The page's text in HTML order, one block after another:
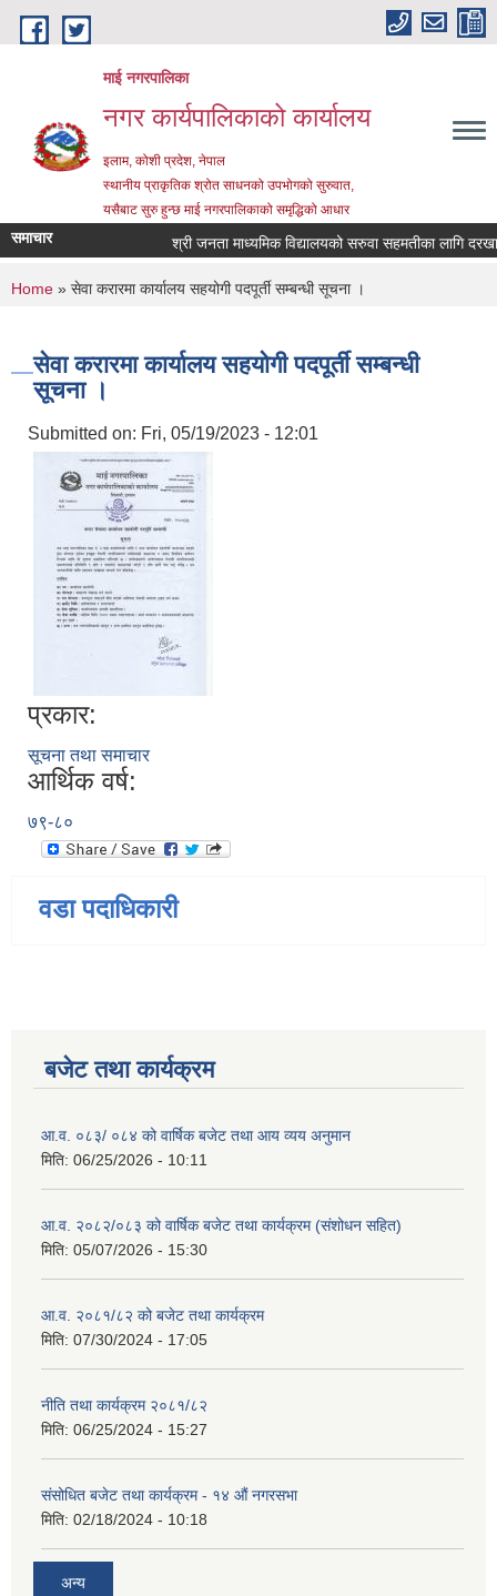
Skip to main content
माई नगरपालिका
नगर कार्यपालिकाको कार्यालय
इलाम, कोशी प्रदेश, नेपाल
स्थानीय प्राकृतिक श्रोत साधनको उपभोगको सुरुवात,
यसैबाट सुरु हुन्छ माई नगरपालिकाको समृद्धिको आधार
समाचार श्री जनता माध्यमिक विद्यालयको सरुवा सहमतीका लागि
You are here
Home » सेवा करारमा कार्यालय सहयोगी पदपूर्ती सम्बन्धी सूचना ।
सेवा करारमा कार्यालय सहयोगी पदपूर्ती सम्बन्धी
सूचना ।
Submitted on: Fri, 05/19/2023 - 12:01
प्रकार:
सूचना तथा समाचार
आर्थिक वर्ष:
७९-८०
वडा पदाधिकारी
बजेट तथा कार्यक्रम
आ.व. ०८३/ ०८४ को वार्षिक बजेट तथा आय व्यय अनुमान
मिति: 06/25/2026 - 10:11
आ.व. २०८२/०८३ को वार्षिक बजेट तथा कार्यक्रम (संशोधन सहित)
मिति: 05/07/2026 - 15:30
आ.व. २०८१/८२ को बजेट तथा कार्यक्रम
मिति: 07/30/2024 - 17:05
नीति तथा कार्यक्रम २०८१/८२
मिति: 06/25/2024 - 15:27
संसोधित बजेट तथा कार्यक्रम - १४ औं नगरसभा
मिति: 02/18/2024 - 10:18
अन्य